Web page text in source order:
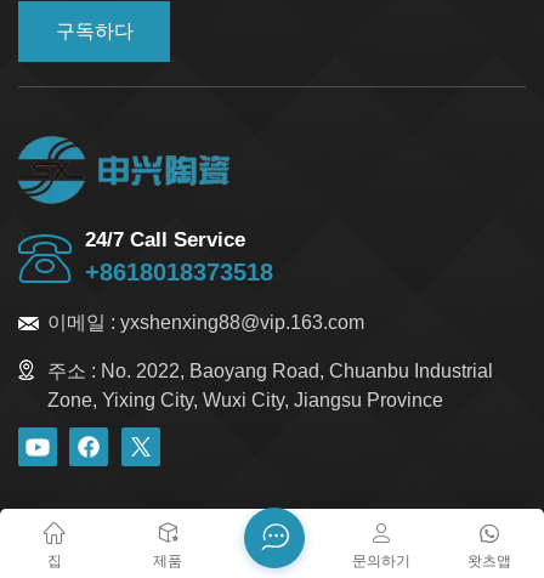
구독하다
24/7 Call Service
+8618018373518
이메일 : yxshenxing88@vip.163.com
주소 : No. 2022, Baoyang Road, Chuanbu Industrial
Zone, Yixing City, Wuxi City, Jiangsu Province
Xml 개인정보 보호정책
사이트맵
저작권 @ 2026 Yixing Shenxing Technology Co., Ltd. 모든 권리
집 제품 왓츠앱
문의하기